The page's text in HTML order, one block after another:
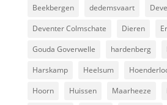
Beekbergen
dedemsvaart
Deventer Colmschate
Dieren
Gouda Goverwelle
hardenberg
Harskamp
Heelsum
Hoorn
Huissen Maarheeze